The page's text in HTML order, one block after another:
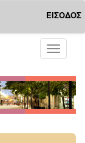
ΕΙΣΟΔΟΣ
Toggle